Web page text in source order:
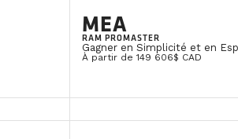
MEA
RAM PROMASTER
Gagner en Simplicité et en
À partir de 149 606$ CAD
Pourquoi choisir une
Lorsque vient le
réservoir d'eau noire ?
solution qui offre
quotidienne.